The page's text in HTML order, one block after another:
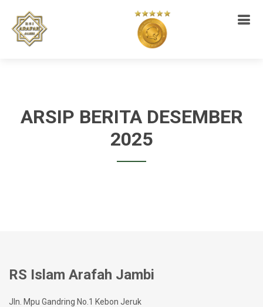
ARSIP BERITA DESEMBER
2025
RS Islam Arafah Jambi
Jln. Mpu Gandring No.1 Kebon Jeruk